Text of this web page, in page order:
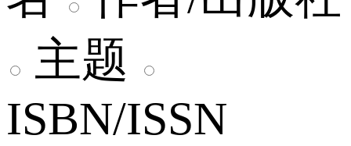
主题
ISBN/ISSN